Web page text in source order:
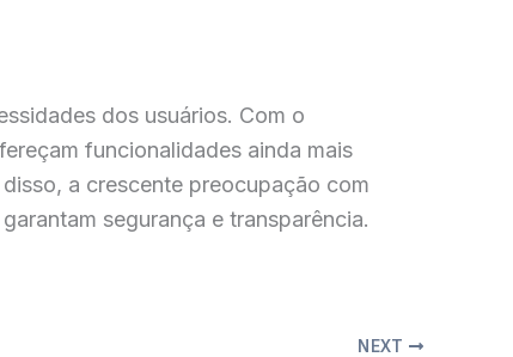
dos usuários. Com o
funcionalidades ainda mais
a crescente preocupação com
segurança e transparência.
NEXT